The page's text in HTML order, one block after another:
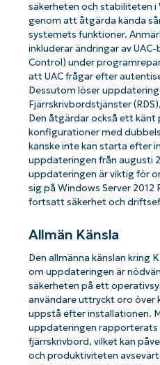
säkerheten och stabiliteten i
genom att åtgärda kända
systemets funktioner.
inkluderar ändringar av
Control) under
att UAC frågar efter
Dessutom löser
Fjärrskrivbordstjänster
Den åtgärdar också ett känt
konfigurationer med
kanske inte kan starta efter
uppdateringen från augusti
uppdateringen är viktig för
sig på Windows Server 2012
fortsatt säkerhet och
Allmän Känsla
Den allmänna känslan kring
om uppdateringen är
säkerheten på ett
användare uttryckt oro över
uppstå efter installationen.
uppdateringen rapporterats
fjärrskrivbord, vilket kan
och produktiviteten